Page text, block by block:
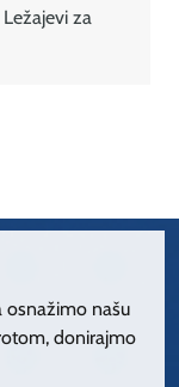
za
osnažimo našu
donirajmo